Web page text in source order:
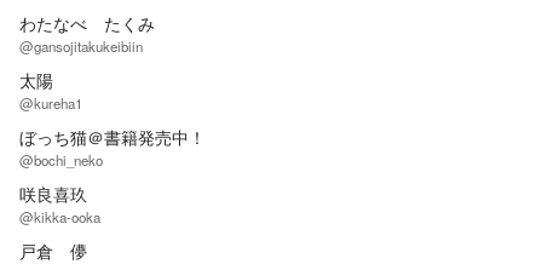
わたなべ たくみ
@gansojitakukeibiin
太陽
@kureha1
ぼっち猫＠書籍発売中！
@bochi_neko
咲良喜玖
@kikka-ooka
戸倉 儚